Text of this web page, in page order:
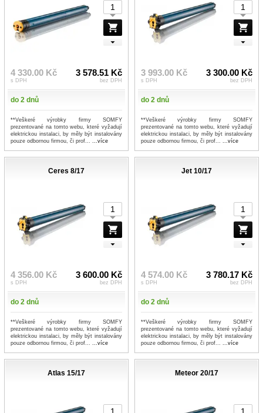
4 330.00 Kč
s DPH
3 578.51 Kč
bez DPH
do 2 dnů
**Veškeré výrobky firmy SOMFY
prezentované na tomto webu, které vyžadují
elektrickou instalaci, by měly být instalovány
pouze odbornou firmou, či prof... ...více
3 993.00 Kč
s DPH
3 300.00 Kč
bez DPH
do 2 dnů
**Veškeré výrobky firmy SOMFY
prezentované na tomto webu, které vyžadují
elektrickou instalaci, by měly být instalovány
pouze odbornou firmou, či prof... ...více
Ceres 8/17
4 356.00 Kč
s DPH
3 600.00 Kč
bez DPH
do 2 dnů
**Veškeré výrobky firmy SOMFY
prezentované na tomto webu, které vyžadují
elektrickou instalaci, by měly být instalovány
pouze odbornou firmou, či prof... ...více
Jet 10/17
4 574.00 Kč
s DPH
3 780.17 Kč
bez DPH
do 2 dnů
**Veškeré výrobky firmy SOMFY
prezentované na tomto webu, které vyžadují
elektrickou instalaci, by měly být instalovány
pouze odbornou firmou, či prof... ...více
Atlas 15/17 Meteor 20/17